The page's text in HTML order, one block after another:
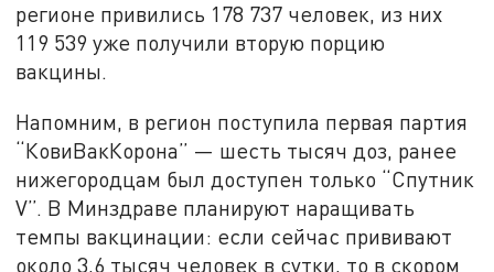
регионе привились 178 737 человек, из них
119 539 уже получили вторую порцию
вакцины.
Напомним, в регион поступила первая партия
“КовиВакКорона” — шесть тысяч доз, ранее
нижегородцам был доступен только “Спутник
V”. В Минздраве планируют наращивать
темпы вакцинации: если сейчас прививают
около 3,6 тысяч человек в сутки, то в скором